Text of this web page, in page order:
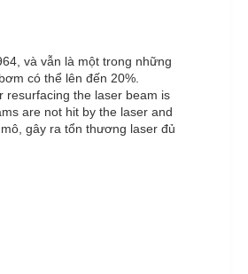
và vẫn là một trong những
có thể lên đến 20%.
resurfacing the laser beam is
are not hit by the laser and
gây ra tổn thương laser đủ